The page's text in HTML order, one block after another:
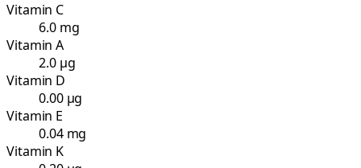
Vitamin C
6.0 mg
Vitamin A
2.0 µg
Vitamin D
0.00 µg
Vitamin E
0.04 mg
Vitamin K